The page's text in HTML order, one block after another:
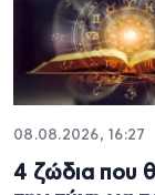
08.08.2026, 16:27
4 ζώδια που